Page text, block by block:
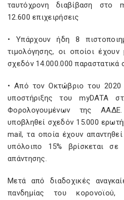
ταυτόχρονη διαβίβαση στο
12.600 επιχειρήσεις
• Υπάρχουν ήδη 8
τιμολόγησης, οι οποίοι έχουν
σχεδόν 14.000.000 παραστατικά
• Από τον Οκτώβριο του 2020
υποστήριξης του myDATA
Φορολογουμένων της
υποβληθεί σχεδόν 15.000
mail, τα οποία έχουν
υπόλοιπο 15% βρίσκεται σε
απάντησης.
Μετά από διαδοχικές
πανδημίας του